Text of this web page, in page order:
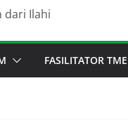
dari Ilahi
FASILITATOR TME